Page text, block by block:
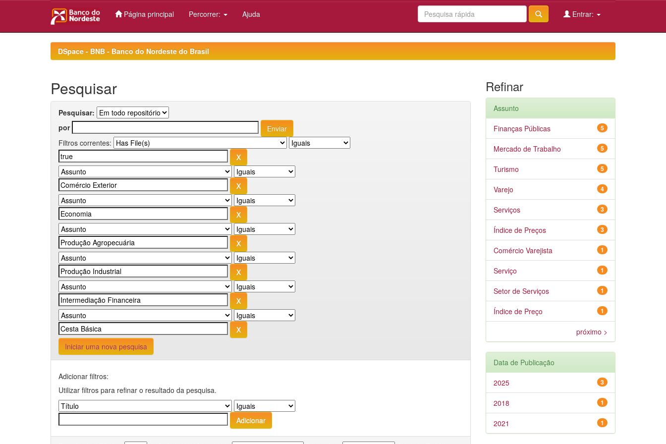
Página principal Percorrer: Ajuda Entrar:
DSpace - BNB - Banco do Nordeste do Brasil
Pesquisar
Pesquisar:
por
Filtros correntes:
Iniciar uma nova pesquisa
Adicionar filtros:
Utilizar filtros para refinar o resultado da pesquisa.
Refinar
Assunto
5
Finanças Públicas
5
Mercado de Trabalho
5
Turismo
4
Varejo
3
Serviços
3
Índice de Preços
1
Comércio Varejista
1
Serviço
1
Setor de Serviços
1
Índice de Preço
próximo >
Data de Publicação
3
2025
1
2018
1
2021